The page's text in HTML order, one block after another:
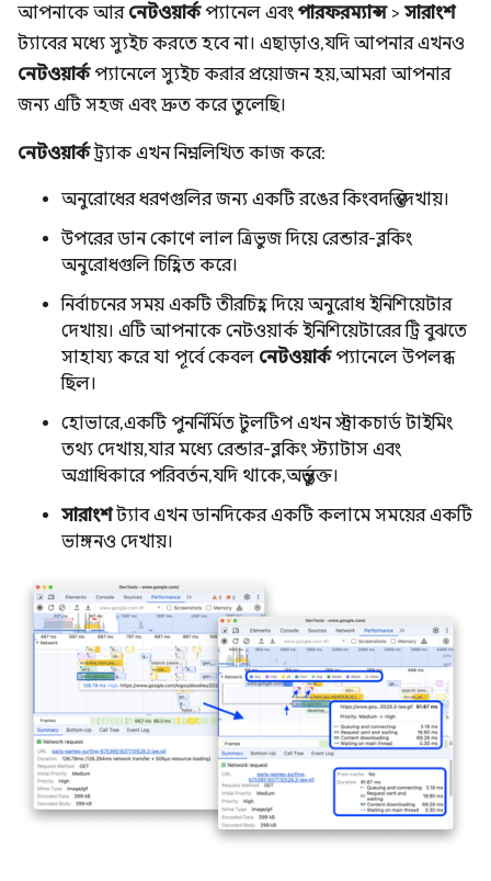
আপনাকে আর নেটওয়ার্কপ্যানেল এবং পারফরম্যান্স> সারাংশ
ট্যাবের মধ্যে স্যুইচ করতে হবে না। এছাড়াও, যদি আপনার এখনও
নেটওয়ার্কপ্যানেলে স্যুইচ করার প্রয়োজন হয়, আমরা আপনার
জন্য এটি সহজ এবং দ্রুত করে তুলেছি।
নেটওয়ার্কট্র্যাক এখন নিম্নলিখিত কাজ করে:
অনুরোধের ধরণগুলির জন্য একটি রঙের কিংবদন্তি দেখায়।
উপরের ডান কোণে লাল ত্রিভুজ দিয়ে রেন্ডার-ব্লকিং
অনুরোধগুলি চিহ্নিত করে।
নির্বাচনের সময় একটি তীরচিহ্ন দিয়ে অনুরোধ ইনিশিয়েটার
দেখায়। এটি আপনাকে নেটওয়ার্ক ইনিশিয়েটারের ট্রি বুঝতে
সাহায্য করে যা পূর্বে কেবল নেটওয়ার্কপ্যানেলে উপলব্ধ
ছিল।
হোভারে, একটি পুনর্নির্মিত টুলটিপ এখন স্ট্রাকচার্ড টাইমিং
তথ্য দেখায়, যার মধ্যে রেন্ডার-ব্লকিং স্ট্যাটাস এবং
অগ্রাধিকারে পরিবর্তন, যদি থাকে, অন্তর্ভুক্ত।
সারাংশট্যাব এখন ডানদিকের একটি কলামে সময়ের একটি
ভাঙ্গনও দেখায়।